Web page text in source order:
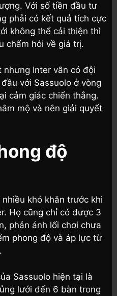
Với số tiền đầu tư
phải có kết quả tích cực
không thể cải thiện thì
chấm hỏi về giá trị.
nhưng Inter vẫn có đội
với Sassuolo ở vòng
cảm giác chiến thắng.
mộ và nên giải quyết
độ
khó khăn trước khi
Họ cũng chỉ có được 3
phản ánh lối chơi chưa
phong độ và áp lực từ
Sassuolo hiện tại là
lưới đến 6 bàn trong